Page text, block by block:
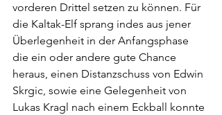
vorderen Drittel setzen zu können. Für
die Kaltak-Elf sprang indes aus jener
Überlegenheit in der Anfangsphase
die ein oder andere gute Chance
heraus, einen Distanzschuss von Edwin
Skrgic, sowie eine Gelegenheit von
Lukas Kragl nach einem Eckball konnte